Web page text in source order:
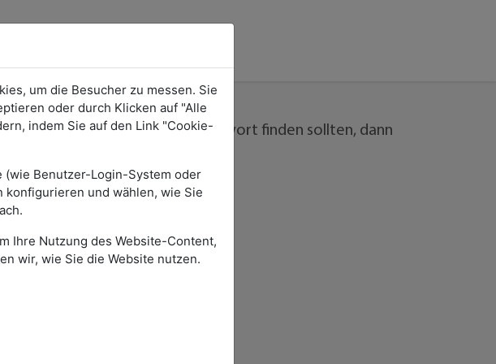
um die Besucher zu messen. Sie
oder durch Klicken auf "Alle
indem Sie auf den Link "Cookie-
Benutzer-Login-System oder
konfigurieren und wählen, wie Sie
Ihre Nutzung des Website-Content,
wir, wie Sie die Website nutzen.
Falls Sie keine passende Antwort finden sollten, dann